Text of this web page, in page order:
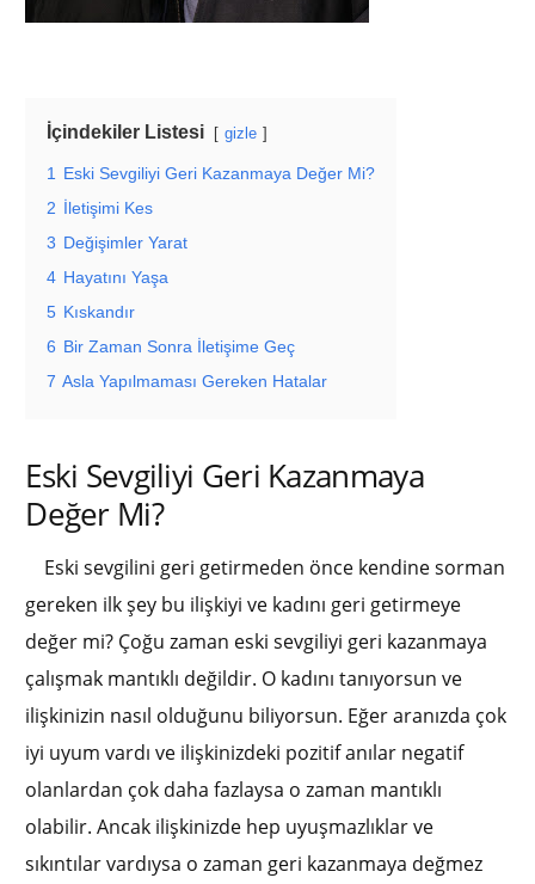
İçindekiler Listesi gizle
1
Eski Sevgiliyi Geri Kazanmaya Değer Mi?
2 İletişimi Kes
3 Değişimler Yarat
4 Hayatını Yaşa
5 Kıskandır
6 Bir Zaman Sonra İletişime Geç
7 Asla Yapılmaması Gereken Hatalar
Eski Sevgiliyi Geri Kazanmaya
Değer Mi?
Eski sevgilini geri getirmeden önce kendine sorman
gereken ilk şey bu ilişkiyi ve kadını geri getirmeye
değer mi? Çoğu zaman eski sevgiliyi geri kazanmaya
çalışmak mantıklı değildir. O kadını tanıyorsun ve
ilişkinizin nasıl olduğunu biliyorsun. Eğer aranızda çok
iyi uyum vardı ve ilişkinizdeki pozitif anılar negatif
olanlardan çok daha fazlaysa o zaman mantıklı
olabilir. Ancak ilişkinizde hep uyuşmazlıklar ve
sıkıntılar vardıysa o zaman geri kazanmaya değmez